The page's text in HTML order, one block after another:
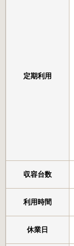
定期利用
収容台数
利用時間
休業日